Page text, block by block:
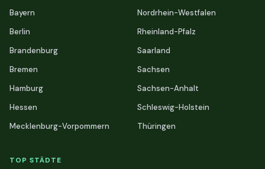
Bayern
Berlin
Brandenburg
Bremen
Hamburg
Hessen
Mecklenburg-Vorpommern
Nordrhein-Westfalen
Rheinland-Pfalz
Saarland
Sachsen
Sachsen-Anhalt
Schleswig-Holstein
Thüringen
TOP STÄDTE